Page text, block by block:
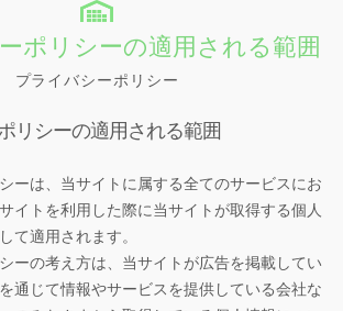
プライバシーポリシー
ポリシーの適用される範囲
リシーの適用される範囲
ーは、当サイトに属する全てのサービスにお
イトを利用した際に当サイトが取得する個人
て適用されます。
ーの考え方は、当サイトが広告を掲載してい
通じて情報やサービスを提供している会社な